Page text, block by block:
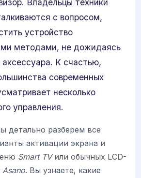
Владельцы техники
с вопросом,
устройство
методами, не дожидаясь
аксессуара. К счастью,
современных
несколько
управления.
детально разберем все
активации экрана и
Smart TVили обычных LCD-
Asano. Вы узнаете, какие